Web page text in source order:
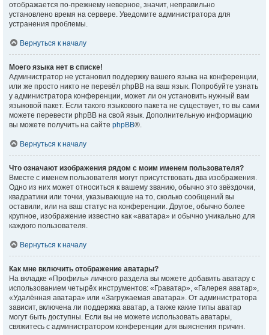
отображается по-прежнему неверное, значит, неправильно
установлено время на сервере. Уведомите администратора для
устранения проблемы.
Вернуться к началу
Моего языка нет в списке!
Администратор не установил поддержку вашего языка на конференции,
или же просто никто не перевёл phpBB на ваш язык. Попробуйте узнать
у администратора конференции, может ли он установить нужный вам
языковой пакет. Если такого языкового пакета не существует, то вы сами
можете перевести phpBB на свой язык. Дополнительную информацию
вы можете получить на сайте phpBB®.
Вернуться к началу
Что означают изображения рядом с моим именем пользователя?
Вместе с именем пользователя могут присутствовать два изображения.
Одно из них может относиться к вашему званию, обычно это звёздочки,
квадратики или точки, указывающие на то, сколько сообщений вы
оставили, или на ваш статус на конференции. Другое, обычно более
крупное, изображение известно как «аватара» и обычно уникально для
каждого пользователя.
Вернуться к началу
Как мне включить отображение аватары?
На вкладке «Профиль» личного раздела вы можете добавить аватару с
использованием четырёх инструментов: «Граватар», «Галерея аватар»,
«Удалённая аватара» или «Загружаемая аватара». От администратора
зависит, включена ли поддержка аватар, а также какие типы аватар
могут быть доступны. Если вы не можете использовать аватары,
свяжитесь с администратором конференции для выяснения причин.